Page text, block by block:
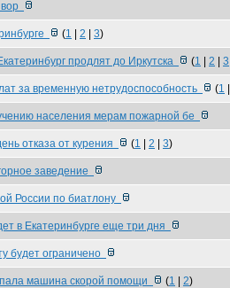
(1 2 3)
продлят до Иркутска (1 2 3
за временную нетрудоспособность (1
населения мерам пожарной бе
отказа от курения (1 2 3)
заведение
России по биатлону
в Екатеринбурге еще три дня
будет ограничено
машина скорой помощи (1 2)